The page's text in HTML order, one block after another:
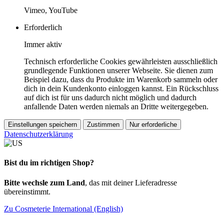
Vimeo, YouTube
Erforderlich
Immer aktiv
Technisch erforderliche Cookies gewährleisten ausschließlich
grundlegende Funktionen unserer Webseite. Sie dienen zum
Beispiel dazu, dass du Produkte im Warenkorb sammeln oder
dich in dein Kundenkonto einloggen kannst. Ein Rückschluss
auf dich ist für uns dadurch nicht möglich und dadurch
anfallende Daten werden niemals an Dritte weitergegeben.
Einstellungen speichern Zustimmen Nur erforderliche
Datenschutzerklärung
Bist du im richtigen Shop?
Bitte wechsle zum Land, das mit deiner Lieferadresse
übereinstimmt.
Zu Cosmeterie International (English)